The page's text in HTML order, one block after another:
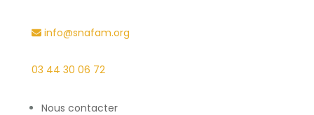
info@snafam.org
03 44 30 06 72
Nous contacter